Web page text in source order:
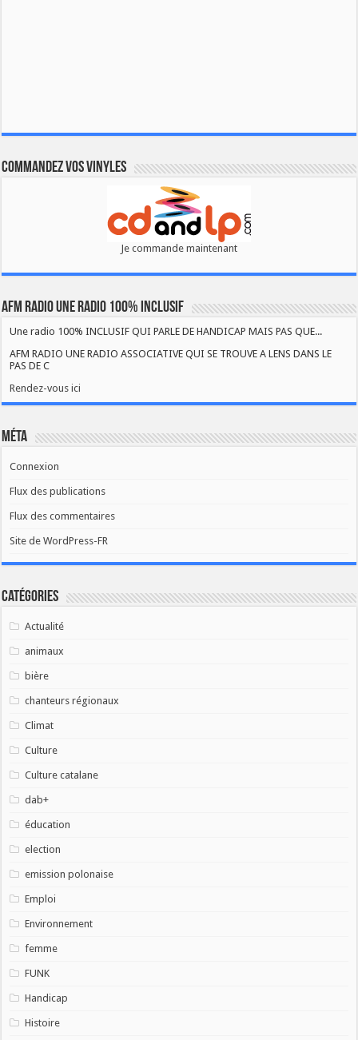
Commandez vos vinyles
Je commande maintenant
AFM RADIO UNE RADIO 100% INCLUSIF
Une radio 100% INCLUSIF QUI PARLE DE HANDICAP MAIS PAS QUE...
AFM RADIO UNE RADIO ASSOCIATIVE QUI SE TROUVE A LENS DANS LE
PAS DE C
Rendez-vous ici
Méta
Connexion
Flux des publications
Flux des commentaires
Site de WordPress-FR
Catégories
Actualité
animaux
bière
chanteurs régionaux
Climat
Culture
Culture catalane
dab+
éducation
election
emission polonaise
Emploi
Environnement
femme
FUNK
Handicap
Histoire